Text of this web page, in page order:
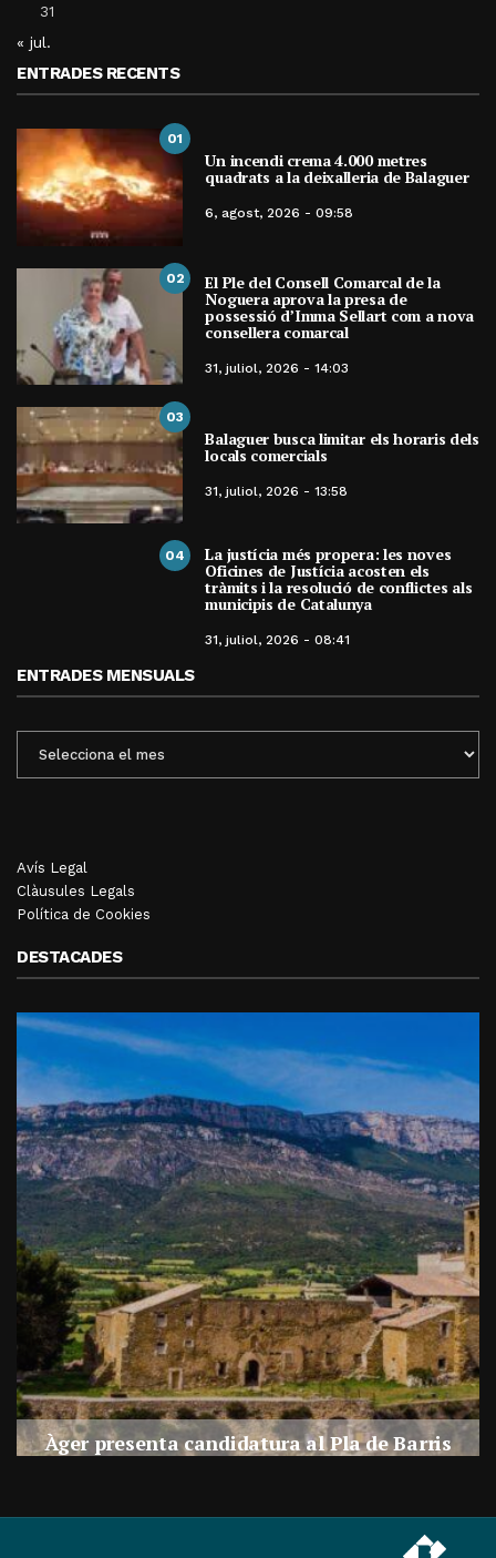
31
« jul.
ENTRADES RECENTS
01
Un incendi crema 4.000 metres
quadrats a la deixalleria de Balaguer
6, agost, 2026 - 09:58
02 El Ple del Consell Comarcal de la
Noguera aprova la presa de
possessió d’Imma Sellart com a nova
consellera comarcal
31, juliol, 2026 - 14:03
03
Balaguer busca limitar els horaris dels
locals comercials
31, juliol, 2026 - 13:58
04 La justícia més propera: les noves
Oficines de Justícia acosten els
tràmits i la resolució de conflictes als
municipis de Catalunya
31, juliol, 2026 - 08:41
ENTRADES MENSUALS
MENSUALS
Avís Legal
Clàusules Legals
Política de Cookies
DESTACADES
Àger presenta candidatura al Pla de Barris